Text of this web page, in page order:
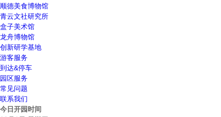
顺德美食博物馆
青云文社研究所
盒子美术馆
龙舟博物馆
创新研学基地
游客服务
到达&停车
园区服务
常见问题
联系我们
今日开园时间